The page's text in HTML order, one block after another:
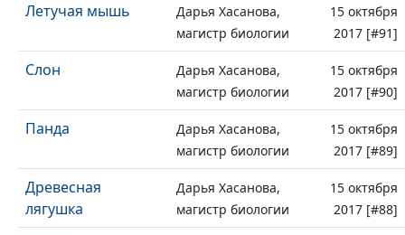
Летучая мышь
Дарья Хасанова,
магистр биологии
15 октября
2017 [#91]
Слон
Дарья Хасанова,
магистр биологии
15 октября
2017 [#90]
Панда
Дарья Хасанова,
магистр биологии
15 октября
2017 [#89]
Древесная
лягушка
Дарья Хасанова,
магистр биологии
15 октября
2017 [#88]